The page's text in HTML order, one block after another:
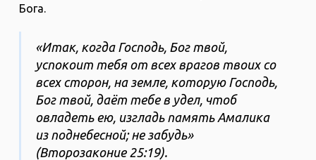
Бога.
«Итак, когда Господь, Бог твой,
успокоит тебя от всех врагов твоих со
всех сторон, на земле, которую Господь,
Бог твой, даёт тебе в удел, чтоб
овладеть ею, изгладь память Амалика
из поднебесной; не забудь»
(Второзаконие 25:19).